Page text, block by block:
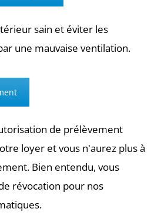
sain et éviter les
une mauvaise ventilation.
de prélèvement
loyer et vous n'aurez plus à
Bien entendu, vous
révocation pour nos